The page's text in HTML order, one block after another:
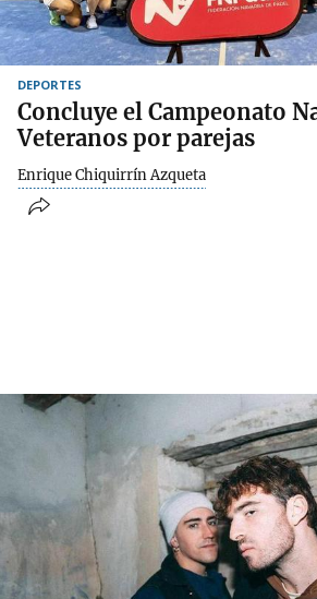
DEPORTES
Concluye el Campeonato
Veteranos por parejas
Enrique Chiquirrín Azqueta